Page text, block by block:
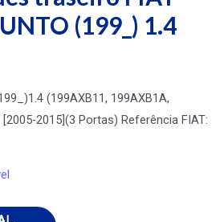
(199_) 1.4
(199AXB11, 199AXB1A,
[2005-2015](3 Portas) Referência FIAT: